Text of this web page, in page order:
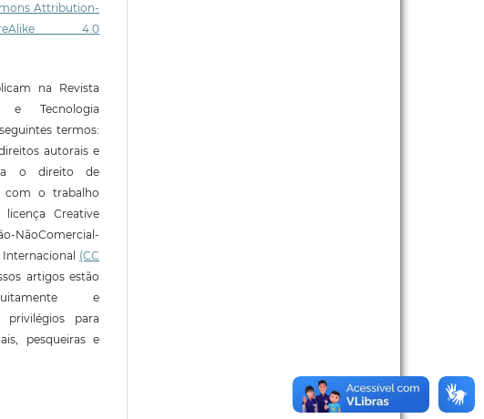
Attribution-
4.0
na Revista
e Tecnologia
termos:
autorais e
o direito de
com o trabalho
Creative
NãoComercial-
(CC
artigos estão
e
privilégios para
pesqueiras e